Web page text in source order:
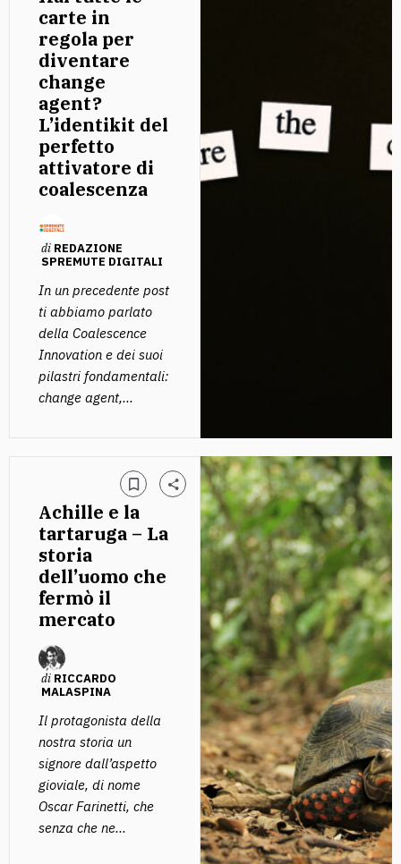
carte in
regola per
diventare
change
agent?
L’identikit del
perfetto
attivatore di
coalescenza
di REDAZIONE
SPREMUTE DIGITALI
In un precedente post
ti abbiamo parlato
della Coalescence
Innovation e dei suoi
pilastri fondamentali:
change agent,...
Achille e la
tartaruga – La
storia
dell’uomo che
fermò il
mercato
di RICCARDO
MALASPINA
Il protagonista della
nostra storia un
signore dall’aspetto
gioviale, di nome
Oscar Farinetti, che
senza che ne...